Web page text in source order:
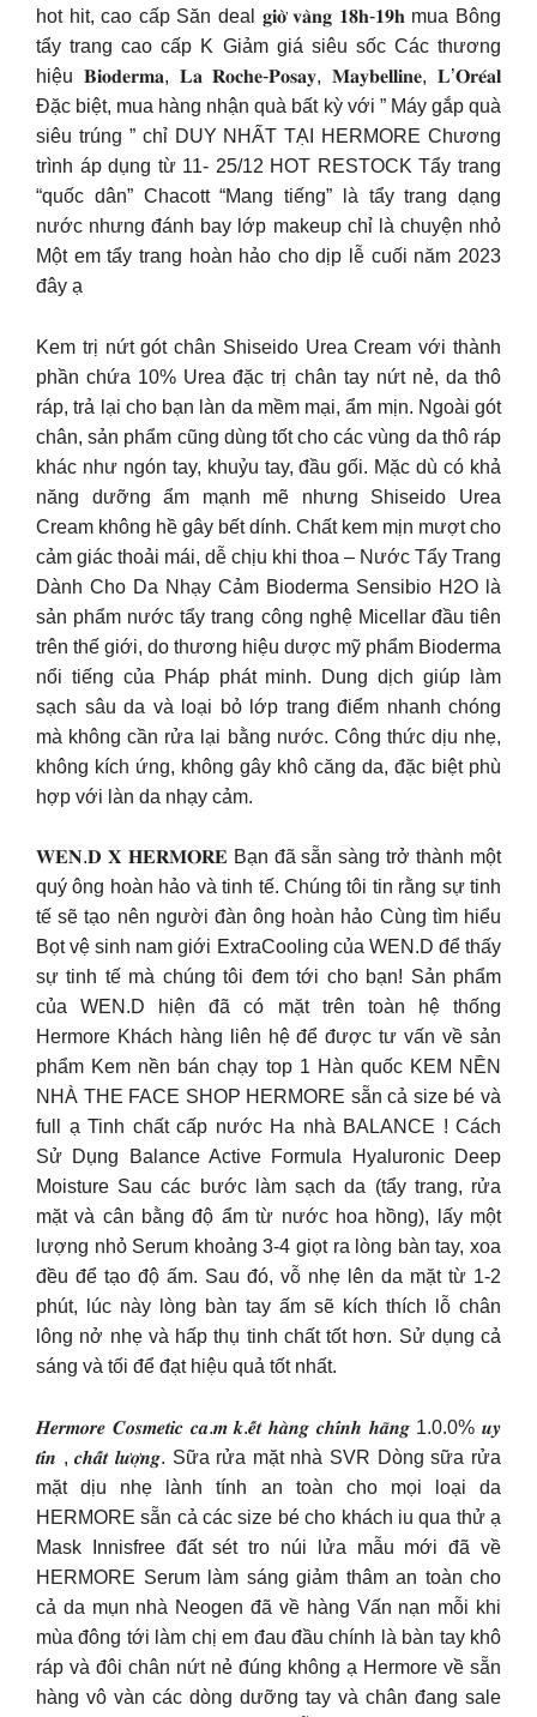
hot hit, cao cấp Săn deal 𝐠𝐢𝐨̛̀ 𝐯𝐚̀𝐧𝐠 𝟏𝟖𝐡-𝟏𝟗𝐡 mua Bông
tẩy trang cao cấp K Giảm giá siêu sốc Các thương
hiệu 𝐁𝐢𝐨𝐝𝐞𝐫𝐦𝐚, 𝐋𝐚 𝐑𝐨𝐜𝐡𝐞-𝐏𝐨𝐬𝐚𝐲, 𝐌𝐚𝐲𝐛𝐞𝐥𝐥𝐢𝐧𝐞, 𝐋’𝐎𝐫𝐞́𝐚𝐥
Đặc biệt, mua hàng nhận quà bất kỳ với ” Máy gắp quà
siêu trúng ” chỉ DUY NHẤT TẠI HERMORE Chương
trình áp dụng từ 11- 25/12 HOT RESTOCK Tẩy trang
“quốc dân” Chacott “Mang tiếng” là tẩy trang dạng
nước nhưng đánh bay lớp makeup chỉ là chuyện nhỏ
Một em tẩy trang hoàn hảo cho dịp lễ cuối năm 2023
đây ạ
Kem trị nứt gót chân Shiseido Urea Cream với thành
phần chứa 10% Urea đặc trị chân tay nứt nẻ, da thô
ráp, trả lại cho bạn làn da mềm mại, ẩm mịn. Ngoài gót
chân, sản phẩm cũng dùng tốt cho các vùng da thô ráp
khác như ngón tay, khuỷu tay, đầu gối. Mặc dù có khả
năng dưỡng ẩm mạnh mẽ nhưng Shiseido Urea
Cream không hề gây bết dính. Chất kem mịn mượt cho
cảm giác thoải mái, dễ chịu khi thoa – Nước Tẩy Trang
Dành Cho Da Nhạy Cảm Bioderma Sensibio H2O là
sản phẩm nước tẩy trang công nghệ Micellar đầu tiên
trên thế giới, do thương hiệu dược mỹ phẩm Bioderma
nổi tiếng của Pháp phát minh. Dung dịch giúp làm
sạch sâu da và loại bỏ lớp trang điểm nhanh chóng
mà không cần rửa lại bằng nước. Công thức dịu nhẹ,
không kích ứng, không gây khô căng da, đặc biệt phù
hợp với làn da nhạy cảm.
𝐖𝐄𝐍.𝐃 𝐗 𝐇𝐄𝐑𝐌𝐎𝐑𝐄 Bạn đã sẵn sàng trở thành một
quý ông hoàn hảo và tinh tế. Chúng tôi tin rằng sự tinh
tế sẽ tạo nên người đàn ông hoàn hảo Cùng tìm hiểu
Bọt vệ sinh nam giới ExtraCooling của WEN.D để thấy
sự tinh tế mà chúng tôi đem tới cho bạn! Sản phẩm
của WEN.D hiện đã có mặt trên toàn hệ thống
Hermore Khách hàng liên hệ để được tư vấn về sản
phẩm Kem nền bán chạy top 1 Hàn quốc KEM NỀN
NHÀ THE FACE SHOP HERMORE sẵn cả size bé và
full ạ Tinh chất cấp nước Ha nhà BALANCE ! Cách
Sử Dụng Balance Active Formula Hyaluronic Deep
Moisture Sau các bước làm sạch da (tẩy trang, rửa
mặt và cân bằng độ ẩm từ nước hoa hồng), lấy một
lượng nhỏ Serum khoảng 3-4 giọt ra lòng bàn tay, xoa
đều để tạo độ ấm. Sau đó, vỗ nhẹ lên da mặt từ 1-2
phút, lúc này lòng bàn tay ấm sẽ kích thích lỗ chân
lông nở nhẹ và hấp thụ tinh chất tốt hơn. Sử dụng cả
sáng và tối để đạt hiệu quả tốt nhất.
𝑯𝒆𝒓𝒎𝒐𝒓𝒆 𝑪𝒐𝒔𝒎𝒆𝒕𝒊𝒄 𝒄𝒂.𝒎 𝒌.𝒆̂́𝒕 𝒉𝒂̀𝒏𝒈 𝒄𝒉𝒊́𝒏𝒉 𝒉𝒂̃𝒏𝒈 1.0.0% 𝒖𝒚
𝒕𝒊́𝒏 , 𝒄𝒉𝒂̂́𝒕 𝒍𝒖̛𝒐̛̣𝒏𝒈. Sữa rửa mặt nhà SVR Dòng sữa rửa
mặt dịu nhẹ lành tính an toàn cho mọi loại da
HERMORE sẵn cả các size bé cho khách iu qua thử ạ
Mask Innisfree đất sét tro núi lửa mẫu mới đã về
HERMORE Serum làm sáng giảm thâm an toàn cho
cả da mụn nhà Neogen đã về hàng Vấn nạn mỗi khi
mùa đông tới làm chị em đau đầu chính là bàn tay khô
ráp và đôi chân nứt nẻ đúng không ạ Hermore về sẵn
hàng vô vàn các dòng dưỡng tay và chân đang sale